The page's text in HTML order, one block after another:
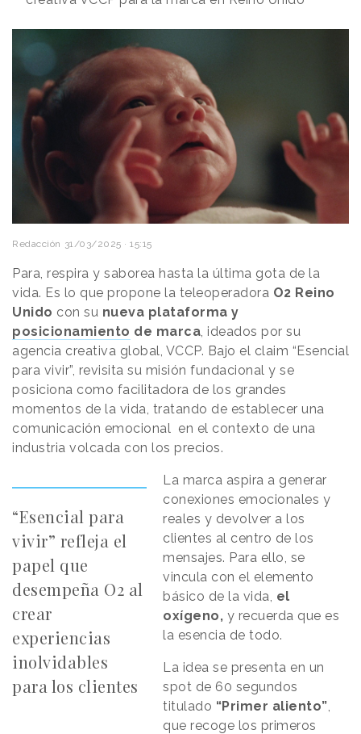
Redacción 31/03/2025 · 15:15
Para, respira y saborea hasta la última gota de la
vida. Es lo que propone la teleoperadora O2 Reino
Unido con su nueva plataforma y
posicionamiento de marca , ideados por su
agencia creativa global, VCCP. Bajo el claim “Esencial
para vivir”, revisita su misión fundacional y se
posiciona como facilitadora de los grandes
momentos de la vida, tratando de establecer una
comunicación emocional en el contexto de una
industria volcada con los precios.
“Esencial para
vivir” refleja el
papel que
desempeña O2 al
crear
experiencias
inolvidables
para los clientes
La marca aspira a generar
conexiones emocionales y
reales y devolver a los
clientes al centro de los
mensajes. Para ello, se
vincula con el elemento
básico de la vida, el
oxígeno, y recuerda que es
la esencia de todo.
La idea se presenta en un
spot de 60 segundos
titulado “Primer aliento”
que recoge los primeros